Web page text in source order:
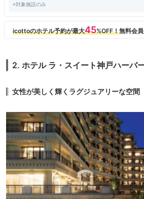
※対象施設のみ
2. ホテル ラ・スイート神戸ハーバ
女性が美しく輝くラグジュアリーな空間